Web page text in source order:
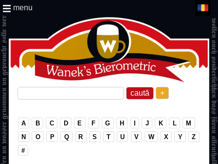
+
menu
A B C D E F G H I J K L
M
N
O P Q R S T U V W X Y
Z
#